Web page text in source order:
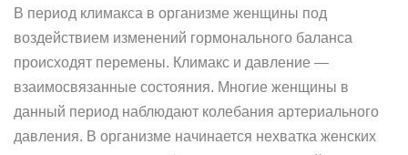
В период климакса в организме женщины под
воздействием изменений гормонального баланса
происходят перемены. Климакс и давление —
взаимосвязанные состояния. Многие женщины в
данный период наблюдают колебания артериального
давления. В организме начинается нехватка женских